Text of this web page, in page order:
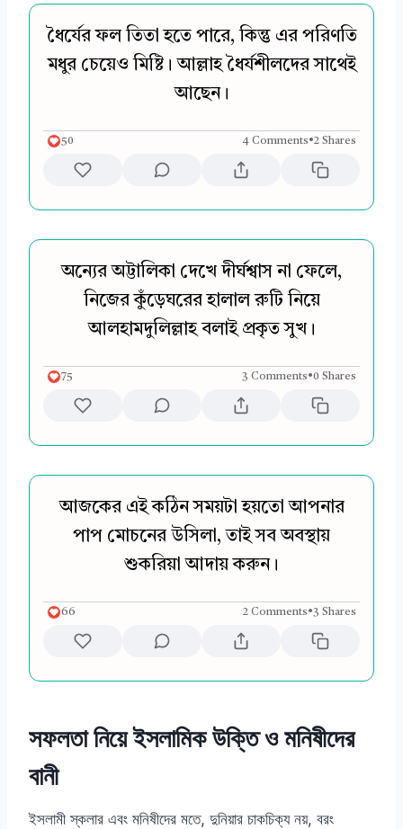
ধৈর্যের ফল তিতা হতে পারে, কিন্তু এর পরিণতি
মধুর চেয়েও মিষ্টি। আল্লাহ ধৈর্যশীলদের সাথেই
আছেন।
50 4 Comments•2 Shares
অন্যের অট্টালিকা দেখে দীর্ঘশ্বাস না ফেলে,
নিজের কুঁড়েঘরের হালাল রুটি নিয়ে
আলহামদুলিল্লাহ বলাই প্রকৃত সুখ।
75 3 Comments•0 Shares
আজকের এই কঠিন সময়টা হয়তো আপনার
পাপ মোচনের উসিলা, তাই সব অবস্থায়
শুকরিয়া আদায় করুন।
66 2 Comments•3 Shares
সফলতা নিয়ে ইসলামিক উক্তি ও মনিষীদের
বানী
ইসলামী স্কলার এবং মনিষীদের মতে, দুনিয়ার চাকচিক্য নয়, বরং